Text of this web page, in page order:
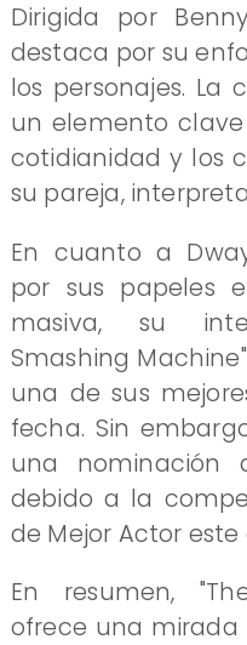
Dirigida por
destaca por su
los personajes. La
un elemento
cotidianidad y los
su pareja,
En cuanto a
por sus papeles
masiva, su
Smashing
una de sus
fecha. Sin
una nominación
debido a la
de Mejor Actor este
En resumen,
ofrece una